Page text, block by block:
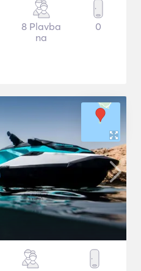
8 Plavba
na
0